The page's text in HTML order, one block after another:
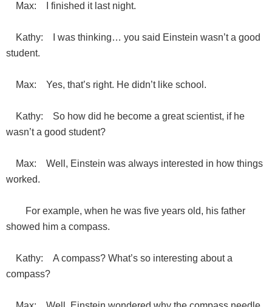
Max: I finished it last night.
Kathy: I was thinking… you said Einstein wasn’t a good
student.
Max: Yes, that’s right. He didn’t like school.
Kathy: So how did he become a great scientist, if he
wasn’t a good student?
Max: Well, Einstein was always interested in how things
worked.
For example, when he was five years old, his father
showed him a compass.
Kathy: A compass? What’s so interesting about a
compass?